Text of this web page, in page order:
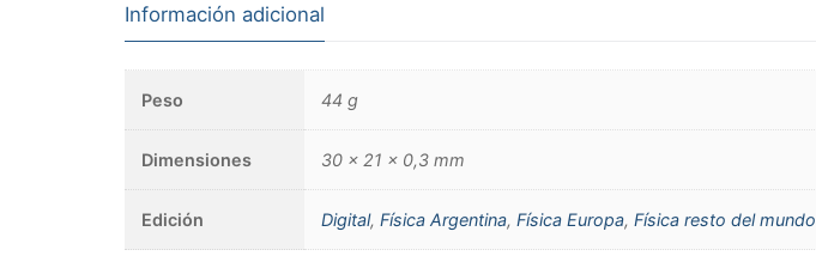
Información adicional
Peso 44 g
Dimensiones 30 × 21 × 0,3 mm
Edición Digital,Física Argentina,Física Europa,Física resto del mundo